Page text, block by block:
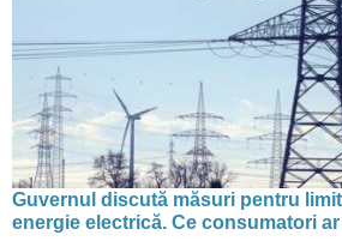
Guvernul discută măsuri pentru
energie electrică. Ce consumatori